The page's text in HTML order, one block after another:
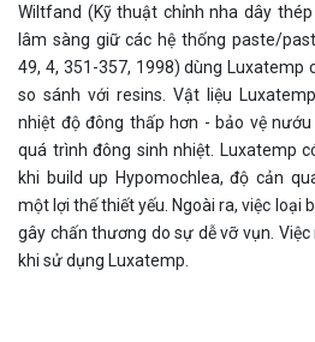
Wiltfand (Kỹ thuật chỉnh nha dây
lâm sàng giữ các hệ thống paste/
49, 4, 351-357, 1998) dùng Luxatemp
so sánh với resins. Vật liệu
nhiệt độ đông thấp hơn - bảo vệ
quá trình đông sinh nhiệt. Luxatemp
khi build up Hypomochlea, độ cản
một lợi thế thiết yếu. Ngoài ra, việc loại
gây chấn thương do sự dễ vỡ vụn.
khi sử dụng Luxatemp.